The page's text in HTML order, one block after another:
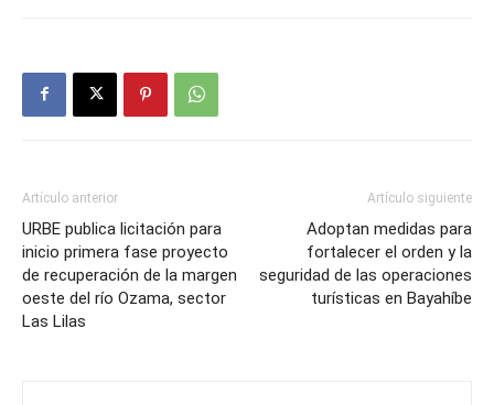
Artículo anterior
URBE publica licitación para
inicio primera fase proyecto
de recuperación de la margen
oeste del río Ozama, sector
Las Lilas
Artículo siguiente
Adoptan medidas para
fortalecer el orden y la
seguridad de las operaciones
turísticas en Bayahíbe